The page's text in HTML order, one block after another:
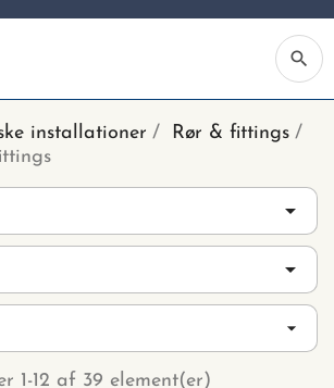
search
installationer
Rør & fittings


1-12 af 39 element(er)